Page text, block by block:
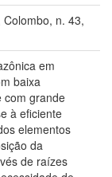
n. 43,
em
baixa
com grande
à eficiente
elementos
da
de raízes